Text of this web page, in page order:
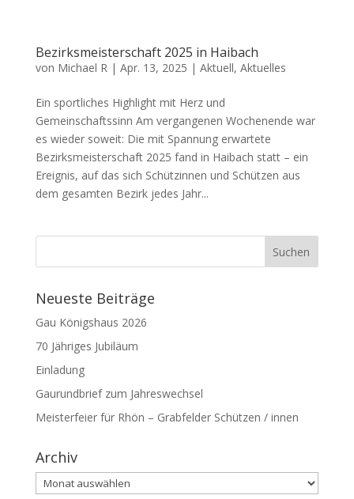
Bezirksmeisterschaft 2025 in Haibach
von Michael R| Apr. 13, 2025 | Aktuell, Aktuelles
Ein sportliches Highlight mit Herz und
Gemeinschaftssinn Am vergangenen Wochenende war
es wieder soweit: Die mit Spannung erwartete
Bezirksmeisterschaft 2025 fand in Haibach statt – ein
Ereignis, auf das sich Schützinnen und Schützen aus
dem gesamten Bezirk jedes Jahr...
Neueste Beiträge
Gau Königshaus 2026
70 Jähriges Jubiläum
Einladung
Gaurundbrief zum Jahreswechsel
Meisterfeier für Rhön – Grabfelder Schützen / innen
Archiv
Archiv